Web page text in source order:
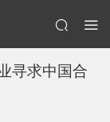
寻求中国合